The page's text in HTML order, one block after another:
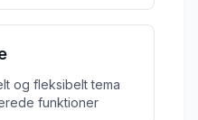
og fleksibelt tema
funktioner